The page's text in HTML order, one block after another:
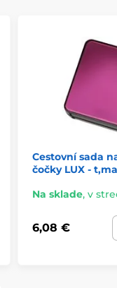
Cestovní sada
čočky LUX -
Na sklade, v
6,08 €